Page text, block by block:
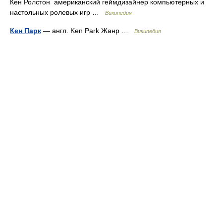
Кен Ролстон американский геймдизайнер компьютерных и
настольных ролевых игр …
Википедия
Кен Парк — англ. Ken Park Жанр … Википедия